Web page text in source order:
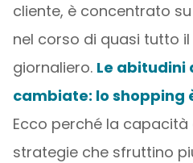
cliente, è concentrato
nel corso di quasi tutto
giornaliero. Le abitudini
cambiate: lo shopping
Ecco perché la
strategie che sfruttino